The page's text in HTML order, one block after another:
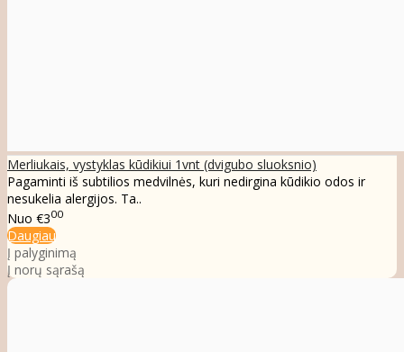
Merliukais, vystyklas kūdikiui 1vnt (dvigubo sluoksnio)
Pagaminti iš subtilios medvilnės, kuri nedirgina kūdikio odos ir
nesukelia alergijos. Ta..
Nuo €300
Daugiau
Į palyginimą
Į norų sąrašą